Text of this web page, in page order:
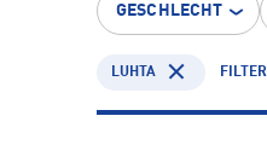
GESCHLECHT
LUHTA